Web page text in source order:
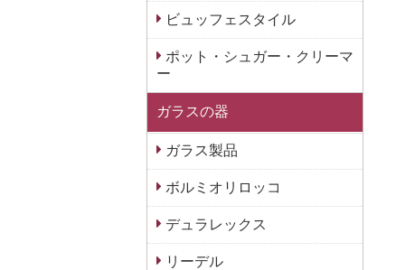
ビュッフェスタイル
ポット・シュガー・クリーマ
ー
ガラスの器
ガラス製品
ボルミオリロッコ
デュラレックス
リーデル